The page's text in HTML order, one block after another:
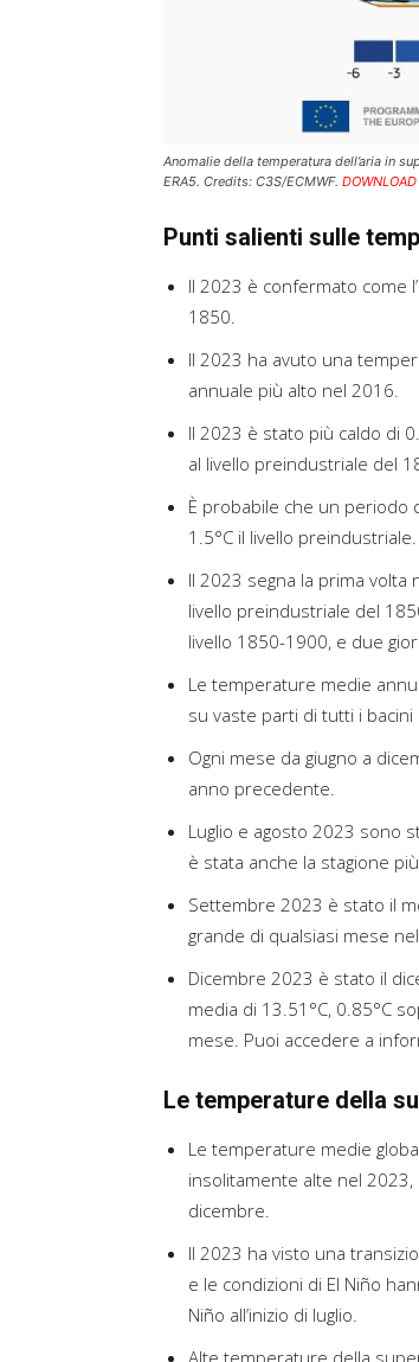
Anomalie della temperatura dell’aria in
ERA5. Credits: C3S/ECMWF.
Punti salienti sulle
Il 2023 è confermato come
1850.
Il 2023 ha avuto una
annuale più alto nel 2016.
Il 2023 è stato più caldo di
al livello preindustriale del
È probabile che un periodo
1.5°C il livello preindustriale.
Il 2023 segna la prima volta
livello preindustriale del
livello 1850-1900, e due
Le temperature medie
su vaste parti di tutti i
Ogni mese da giugno a
anno precedente.
Luglio e agosto 2023 sono
è stata anche la stagione
Settembre 2023 è stato il
grande di qualsiasi mese
Dicembre 2023 è stato il
media di 13.51°C, 0.85°C
mese. Puoi accedere a
Le temperature della
Le temperature medie
insolitamente alte nel
dicembre.
Il 2023 ha visto una
e le condizioni di El Niño
Niño all’inizio di luglio.